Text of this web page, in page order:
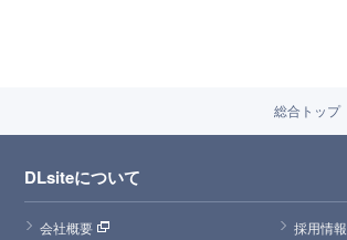
総合トップ
DLsiteについて
会社概要
採用情報